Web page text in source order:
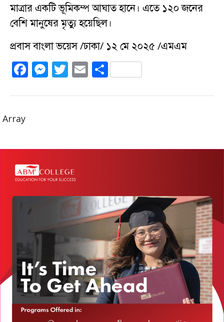
মাত্রার একটি ভূমিকম্প আঘাত হানে। এতে ১২০ জনের
বেশি মানুষের মৃত্যু হয়েছিল।
প্রবাস বাংলা ভয়েস /ঢাকা/ ১২ মে ২০২৫ /এমএম
F
c
o
o
k
M
ss
g
er
T
it
E
ai
S
a
Array